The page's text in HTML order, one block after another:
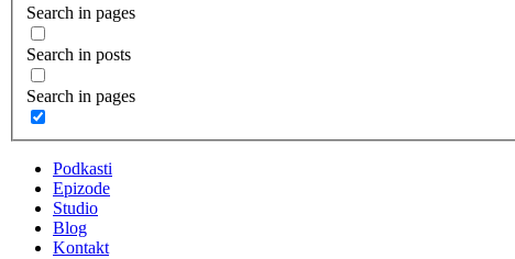
Search in pages
Search in posts
Search in pages
Podkasti
Epizode
Studio
Blog
Kontakt